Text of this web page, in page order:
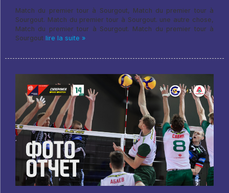
Match du premier tour à Sourgout, Match du premier tour à
Sourgout. Match du premier tour à Sourgout. une autre chose,
Match du premier tour à Sourgout. Match du premier tour à
Sourgout lire la suite »